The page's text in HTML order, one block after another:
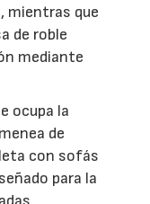
mientras que
de roble
mediante
ocupa la
de
con sofás
para la